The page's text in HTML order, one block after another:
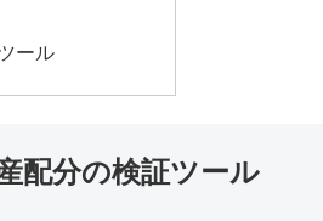
ール
配分の検証ツール